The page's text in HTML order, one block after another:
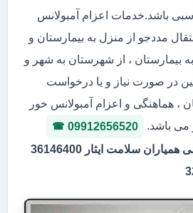
باشد.خدمات اعزام آمبولانس
مددجو از منزل به بیمارستان و
بیمارستان ، از شهرستان به شهر و
در صورت نیاز و یا درخواست
، هماهنگی و اعزام آمبولانس خور
می باشد.
09912656520
مرکر آمبولانس خصوصی همیاران سلامت ایثار 36146400